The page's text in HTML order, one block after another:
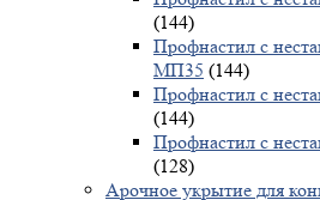
(144)
Профнастил с
МП35 (144)
Профнастил с
(144)
Профнастил с
(128)
Арочное укрытие для